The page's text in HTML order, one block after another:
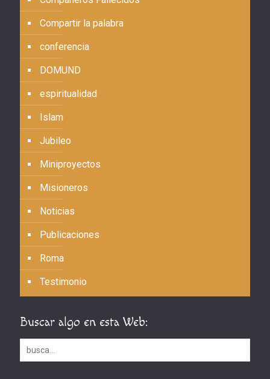
Compartir la palabra
conferencia
DOMUND
espiritualidad
Islam
Jubileo
Miniproyectos
Misioneros
Noticias
Publicaciones
Roma
Testimonio
Buscar algo en esta Web: